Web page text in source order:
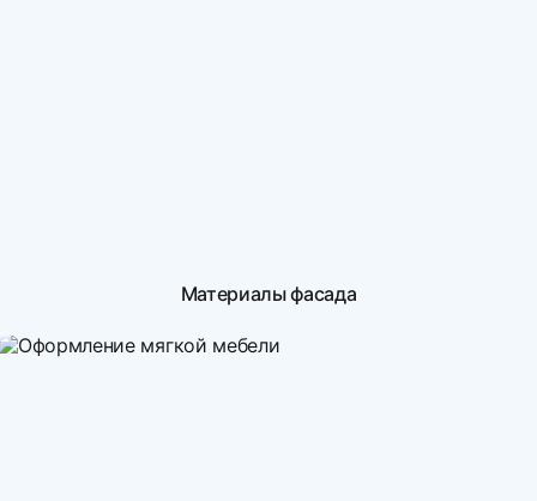
Материалы фасада